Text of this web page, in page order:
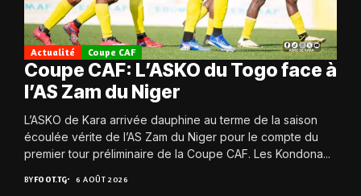
Actualité Coupe CAF
Coupe CAF: L’ASKO du Togo face à
l’AS Zam du Niger
L’ASKO de Kara arrivée dauphine au terme de la saison
écoulée vérite de l’AS Zam du Niger pour le compte du
premier tour préliminaire de la Coupe CAF. Les Kondona...
BYFOOT.TG 6 AOÛT 2026